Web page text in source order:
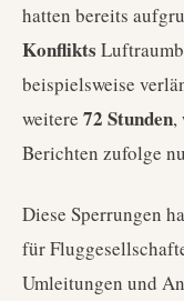
hatten bereits
Konflikts
beispielsweise
weitere 72 Stunden,
Berichten zufolge
Diese Sperrungen
für
Umleitungen und